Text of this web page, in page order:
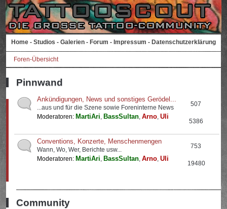
Home - Studios - Galerien - Forum - Impressum - Datenschutzerklärung
Foren-Übersicht
Pinnwand
Ankündigungen, News und sonstiges Gerödel...
...aus und für die Szene sowie Foreninterne News
Moderatoren: MartiAri, BassSultan,Arno,Uli
507
5386
Conventions, Konzerte, Menschenmengen
Wann, Wo, Wer, Berichte usw...
Moderatoren: MartiAri, BassSultan,Arno,Uli
753
19480
Community